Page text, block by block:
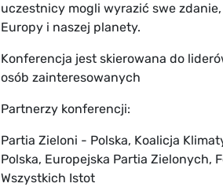
uczestnicy mogli wyrazić swe
Europy i naszej planety.
Konferencja jest skierowana do
osób zainteresowanych
Partnerzy konferencji:
Partia Zieloni - Polska, Koalicja
Polska, Europejska Partia Zielonych,
Wszystkich Istot